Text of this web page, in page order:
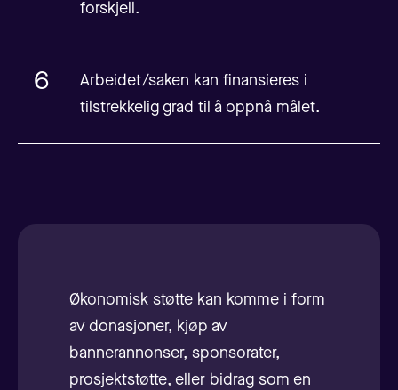
forskjell.
Arbeidet/saken kan finansieres i
tilstrekkelig grad til å oppnå målet.
Økonomisk støtte kan komme i form
av donasjoner, kjøp av
bannerannonser, sponsorater,
prosjektstøtte, eller bidrag som en